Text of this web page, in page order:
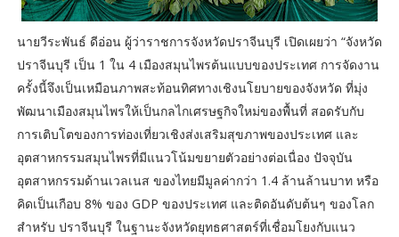
นายวีระพันธ์ ดีอ่อน ผู้ว่าราชการจังหวัดปราจีนบุรี เปิดเผยว่า “จังหวัด
ปราจีนบุรี เป็น 1 ใน 4 เมืองสมุนไพรต้นแบบของประเทศ การจัดงาน
ครั้งนี้จึงเป็นเหมือนภาพสะท้อนทิศทางเชิงนโยบายของจังหวัด ที่มุ่ง
พัฒนาเมืองสมุนไพรให้เป็นกลไกเศรษฐกิจใหม่ของพื้นที่ สอดรับกับ
การเติบโตของการท่องเที่ยวเชิงส่งเสริมสุขภาพของประเทศ และ
อุตสาหกรรมสมุนไพรที่มีแนวโน้มขยายตัวอย่างต่อเนื่อง ปัจจุบัน
อุตสาหกรรมด้านเวลเนส ของไทยมีมูลค่ากว่า 1.4 ล้านล้านบาท หรือ
คิดเป็นเกือบ 8% ของ GDP ของประเทศ และติดอันดับต้นๆ ของโลก
สำหรับ ปราจีนบุรี ในฐานะจังหวัดยุทธศาสตร์ที่เชื่อมโยงกับแนว